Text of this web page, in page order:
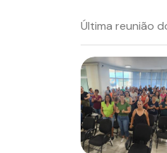
Última reunião